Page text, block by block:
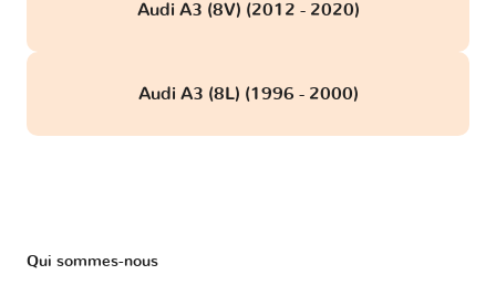
Audi A3 (8V) (2012 - 2020)
Audi A3 (8L) (1996 - 2000)
Qui sommes-nous